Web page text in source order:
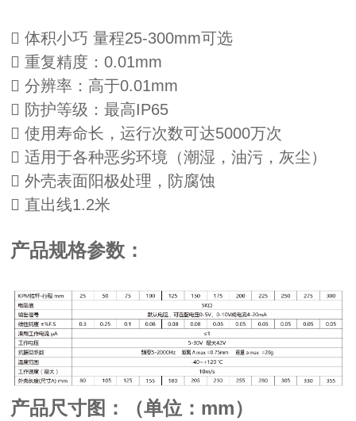
 体积小巧 量程25-300mm可选
 重复精度：0.01mm
 分辨率：高于0.01mm
 防护等级：最高IP65
 使用寿命长，运行次数可达5000万次
 适用于各种恶劣环境（潮湿，油污，灰尘）
 外壳表面阳极处理，防腐蚀
 直出线1.2米
产品规格参数：
产品尺寸图：（单位：mm）